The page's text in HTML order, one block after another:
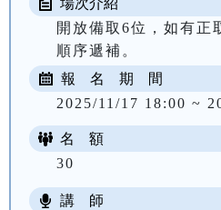
場次介紹
開放備取6位，如有正
順序遞補。
報 名 期 間
2025/11/17 18:00 ~
名 額
30
講 師